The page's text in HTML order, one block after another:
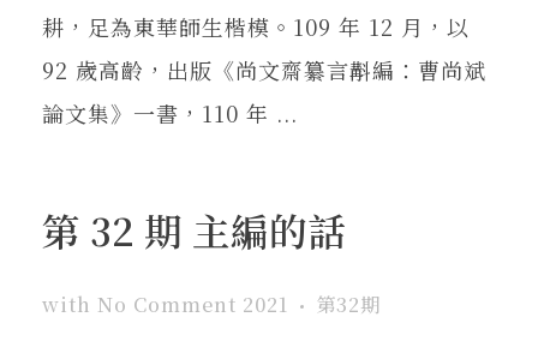
耕，足為東華師生楷模。109 年 12 月，以
92 歲高齡，出版《尚文齋纂言斠編：曹尚斌
論文集》一書，110 年 ...
第 32 期 主編的話
with No Comment 2021 第32期